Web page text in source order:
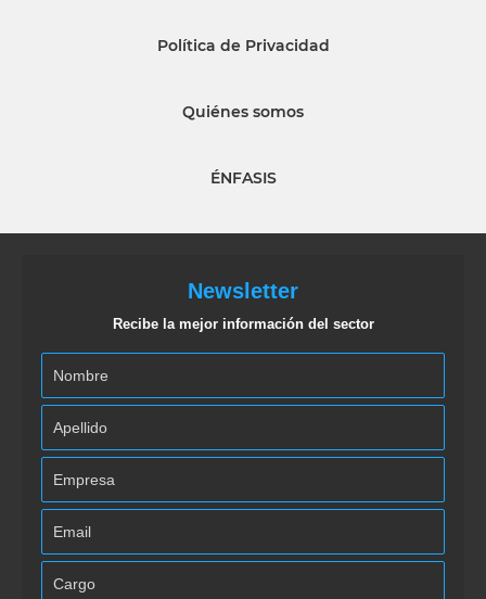
Política de Privacidad
Quiénes somos
ÉNFASIS
Newsletter
Recibe la mejor información del sector